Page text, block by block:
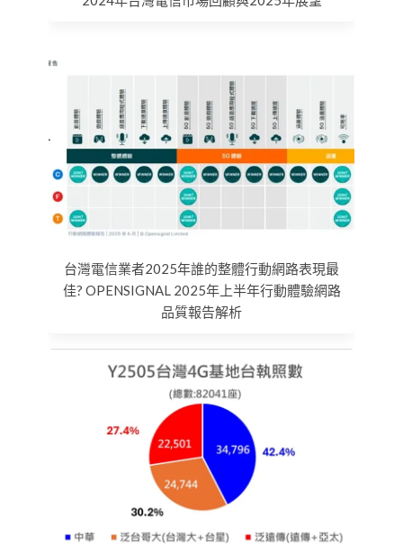
台灣電信業者2025年誰的整體行動網路表現最
佳? OPENSIGNAL 2025年上半年行動體驗網路
品質報告解析